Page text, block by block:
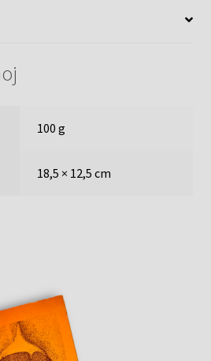
100 g
18,5 × 12,5 cm